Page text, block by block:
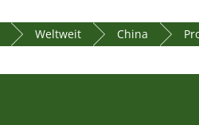
Weltweit China